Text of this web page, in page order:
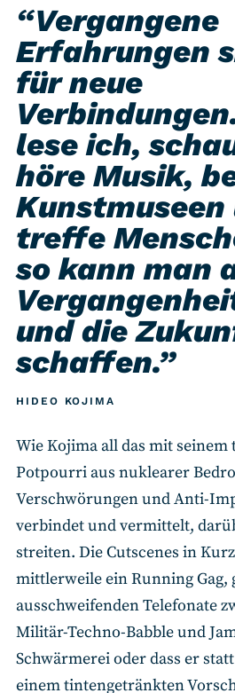
“Vergangene
Erfahrungen
für neue
lese ich,
höre Musik,
Kunstmuseen
treffe
so kann man
und die
schaffen.”
HIDEO KOJIMA
Wie Kojima all das mit
Potpourri aus nuklearer
Verschwörungen und Anti-
verbindet und vermittelt,
streiten. Die Cutscenes in
mittlerweile ein Running Gag,
ausschweifenden Telefonate
Militär-Techno-Babble und
Schwärmerei oder dass er
einem tintengetränkten